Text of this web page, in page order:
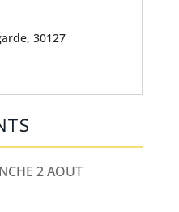
30127
2 AOUT